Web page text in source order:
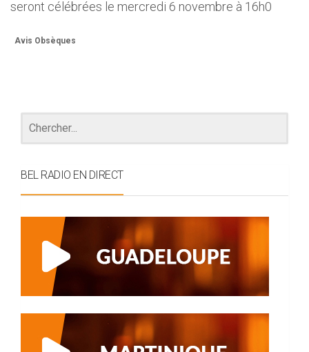
seront célébrées le mercredi 6 novembre à 16h0
Avis Obsèques
BEL RADIO EN DIRECT